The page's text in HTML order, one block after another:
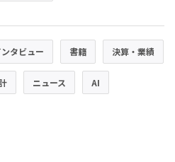
タビュー 書籍 決算・業績
ニュース AI